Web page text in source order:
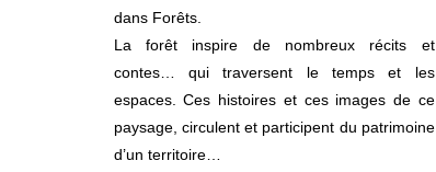
dans Forêts.
La forêt inspire de nombreux récits et
contes… qui traversent le temps et les
espaces. Ces histoires et ces images de ce
paysage, circulent et participent du patrimoine
d’un territoire…